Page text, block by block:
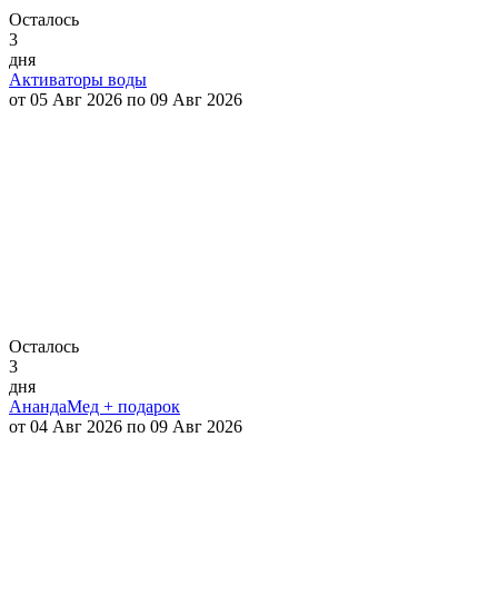
Осталось
3
дня
Активаторы воды
от 05 Авг 2026 по 09 Авг 2026
Осталось
3
дня
АнандаМед + подарок
от 04 Авг 2026 по 09 Авг 2026